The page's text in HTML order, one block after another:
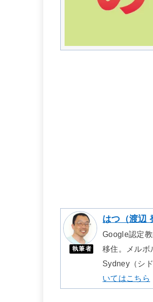
執筆者
はつ（渡辺
Google認定
移住。メルボ
Sydney（シ
いてはこちら